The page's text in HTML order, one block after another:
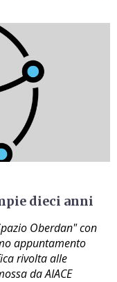
dieci anni
Oberdan" con
appuntamento
rivolta alle
da AIACE